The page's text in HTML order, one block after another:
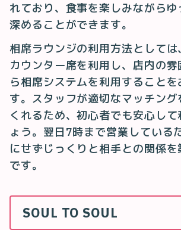
れており、食事を楽しみながらゆ
深めることができます。
相席ラウンジの利用方法として
カウンター席を利用し、店内の
ら相席システムを利用することを
す。スタッフが適切なマッチン
くれるため、初心者でも安心し
ょう。翌日7時まで営業している
にせずじっくりと相手との関係
です。
SOUL TO SOUL